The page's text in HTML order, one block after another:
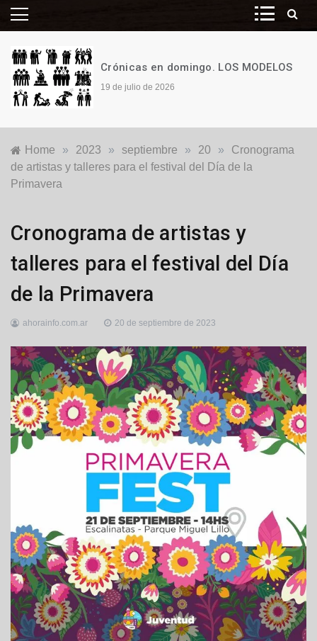
Crónicas en domingo. LOS MODELOS
19 de julio de 2026
Home » 2023 » septiembre » 20 »
Cronograma
de artistas y talleres para el festival del Día de la
Primavera
Espectáculos
Cronograma de artistas y
talleres para el festival del Día
de la Primavera
ahorainfo.com.ar 20 de septiembre de 2023